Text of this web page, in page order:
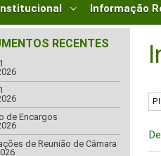
Informação
RECENTES
de Encargos
de Reunião de Câmara